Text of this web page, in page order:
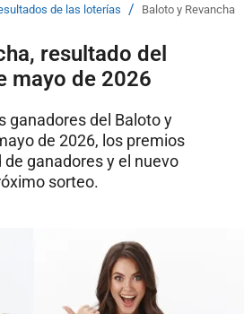
de las loterías / Baloto y Revancha,
resultado del
mayo de 2026
ganadores del Baloto y
de 2026, los premios
ganadores y el nuevo
sorteo.